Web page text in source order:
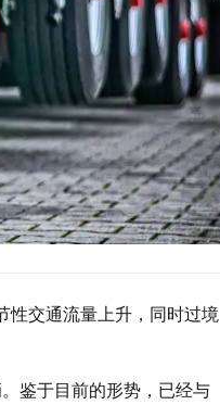
性交通流量上升，同时过境
鉴于目前的形势，已经与